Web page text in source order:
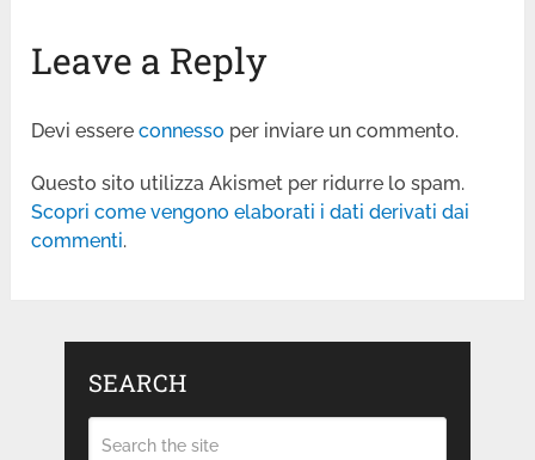
Leave a Reply
Devi essereconnesso per inviare un commento.
Questo sito utilizza Akismet per ridurre lo spam.
Scopri come vengono elaborati i dati derivati dai
commenti.
SEARCH